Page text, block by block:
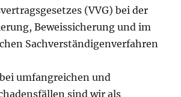
(VVG) bei der
Beweissicherung und im
Sachverständigenverfahren
umfangreichen und
sind wir als